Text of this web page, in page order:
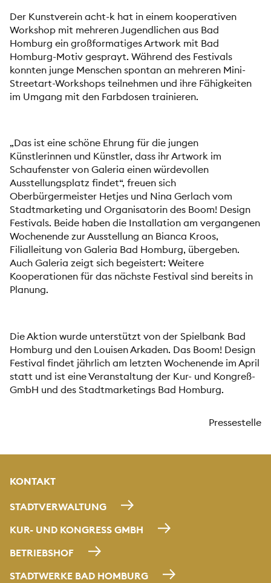
Der Kunstverein acht-k hat in einem kooperativen
Workshop mit mehreren Jugendlichen aus Bad
Homburg ein großformatiges Artwork mit Bad
Homburg-Motiv gesprayt. Während des Festivals
konnten junge Menschen spontan an mehreren Mini-
Streetart-Workshops teilnehmen und ihre Fähigkeiten
im Umgang mit den Farbdosen trainieren.
„Das ist eine schöne Ehrung für die jungen
Künstlerinnen und Künstler, dass ihr Artwork im
Schaufenster von Galeria einen würdevollen
Ausstellungsplatz findet“, freuen sich
Oberbürgermeister Hetjes und Nina Gerlach vom
Stadtmarketing und Organisatorin des Boom! Design
Festivals. Beide haben die Installation am vergangenen
Wochenende zur Ausstellung an Bianca Kroos,
Filialleitung von Galeria Bad Homburg, übergeben.
Auch Galeria zeigt sich begeistert: Weitere
Kooperationen für das nächste Festival sind bereits in
Planung.
Die Aktion wurde unterstützt von der Spielbank Bad
Homburg und den Louisen Arkaden. Das Boom! Design
Festival findet jährlich am letzten Wochenende im April
statt und ist eine Veranstaltung der Kur- und Kongreß-
GmbH und des Stadtmarketings Bad Homburg.
Pressestelle
KONTAKT
STADTVERWALTUNG
KUR- UND KONGRESS GMBH
BETRIEBSHOF
STADTWERKE BAD HOMBURG